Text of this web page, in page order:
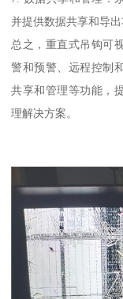
并提供数据共享和导
总之，重直式吊钩可
警和预警、远程控制
共享和管理等功能，
理解决方案。